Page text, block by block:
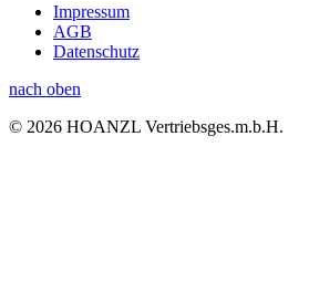
Impressum
AGB
Datenschutz
nach oben
© 2026 HOANZL Vertriebsges.m.b.H.